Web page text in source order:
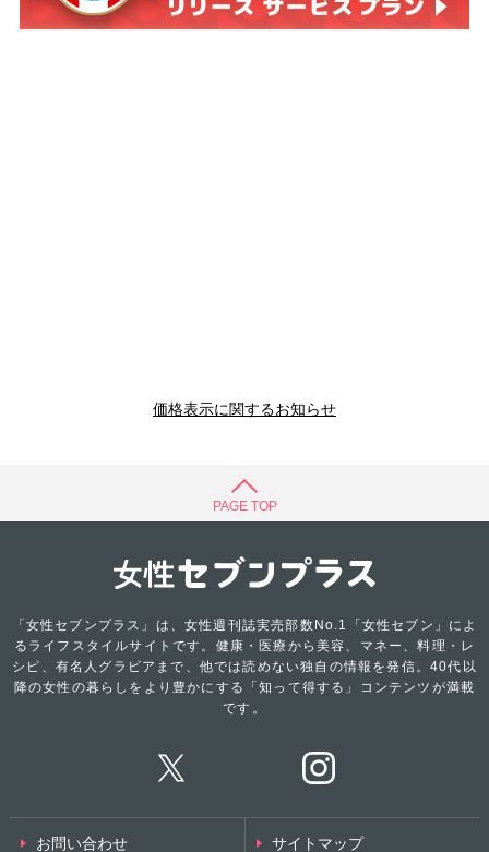
価格表示に関するお知らせ
PAGE TOP
「女性セブンプラス」は、女性週刊誌実売部数No.1「女性セブン」によ
るライフスタイルサイトです。健康・医療から美容、マネー、料理・レ
シピ、有名人グラビアまで、他では読めない独自の情報を発信。40代以
降の女性の暮らしをより豊かにする「知って得する」コンテンツが満載
です。
お問い合わせ サイトマップ